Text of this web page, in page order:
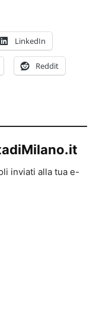
LinkedIn
Reddit
inviati alla tua e-